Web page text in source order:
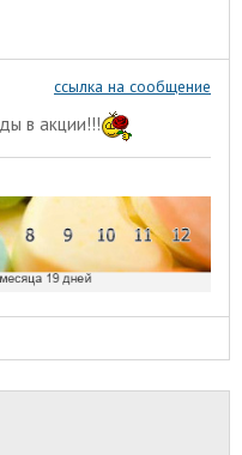
ссылка на сообщение
в акции!!!